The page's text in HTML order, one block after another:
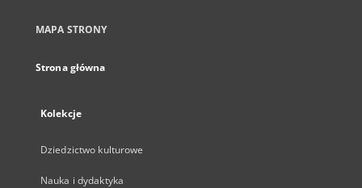
MAPA STRONY
Strona główna
Kolekcje
Dziedzictwo kulturowe
Nauka i dydaktyka